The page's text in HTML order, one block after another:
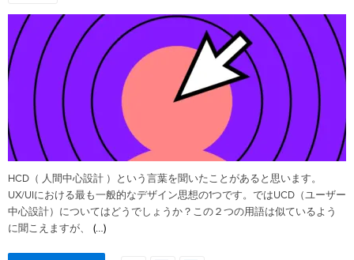
HCD（ 人間中心設計 ）という言葉を聞いたことがあると思います。
UX/UIにおける最も一般的なデザイン思想の1つです。ではUCD（ユーザー
中心設計）についてはどうでしょうか？この２つの用語は似ているよう
に聞こえますが、
(…)